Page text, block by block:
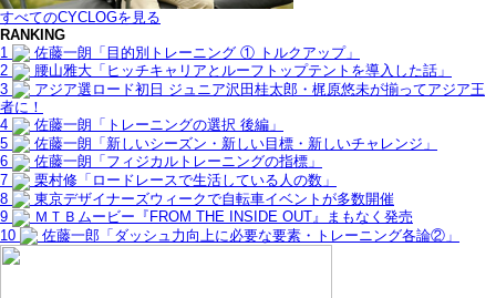
すべてのCYCLOGを見る
RANKING
1
佐藤一朗「目的別トレーニング ① トルクアップ」
2
腰山雅大「ヒッチキャリアとルーフトップテントを導入した話」
3
アジア選ロード初日 ジュニア沢田桂太郎・梶原悠未が揃ってアジア王
者に！
4
佐藤一朗「トレーニングの選択 後編」
5
佐藤一朗「新しいシーズン・新しい目標・新しいチャレンジ」
6
佐藤一朗「フィジカルトレーニングの指標」
7
栗村修「ロードレースで生活している人の数」
8
東京デザイナーズウィークで自転車イベントが多数開催
9
ＭＴＢムービー『FROM THE INSIDE OUT』まもなく発売
10
佐藤一郎「ダッシュ力向上に必要な要素・トレーニング各論②」